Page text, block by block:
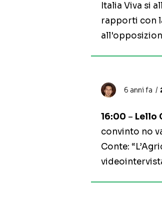
Italia Viva si
rapporti con
6 anni fa
16:00 – Lello
convinto no
Conte: